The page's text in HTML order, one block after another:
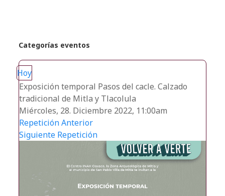
Categorías eventos
Hoy
Exposición temporal Pasos del cacle. Calzado
tradicional de Mitla y Tlacolula
Miércoles, 28. Diciembre 2022, 11:00am
Repetición Anterior
Siguiente Repetición